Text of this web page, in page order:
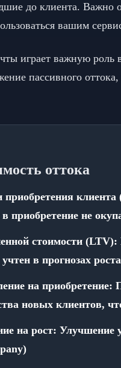
до клиента. Важно
вашим
играет важную
пассивного
оттока
приобретение не
стоимости
в прогнозах роста
на приобретение:
новых клиентов,
на рост: